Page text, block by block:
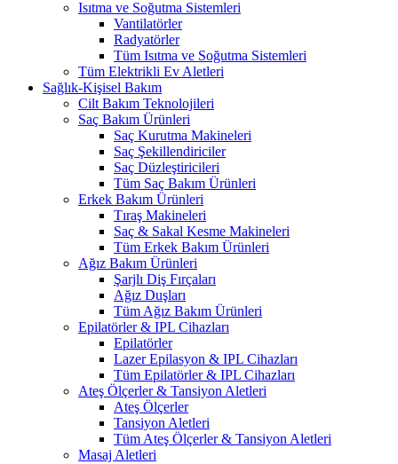
Isıtma ve Soğutma Sistemleri
Vantilatörler
Radyatörler
Tüm Isıtma ve Soğutma Sistemleri
Tüm Elektrikli Ev Aletleri
Sağlık-Kişisel Bakım
Cilt Bakım Teknolojileri
Saç Bakım Ürünleri
Saç Kurutma Makineleri
Saç Şekillendiriciler
Saç Düzleştiricileri
Tüm Saç Bakım Ürünleri
Erkek Bakım Ürünleri
Tıraş Makineleri
Saç & Sakal Kesme Makineleri
Tüm Erkek Bakım Ürünleri
Ağız Bakım Ürünleri
Şarjlı Diş Fırçaları
Ağız Duşları
Tüm Ağız Bakım Ürünleri
Epilatörler & IPL Cihazları
Epilatörler
Lazer Epilasyon & IPL Cihazları
Tüm Epilatörler & IPL Cihazları
Ateş Ölçerler & Tansiyon Aletleri
Ateş Ölçerler
Tansiyon Aletleri
Tüm Ateş Ölçerler & Tansiyon Aletleri
Masaj Aletleri